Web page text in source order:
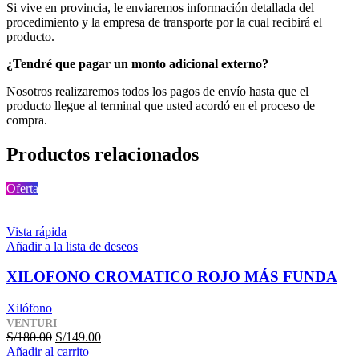
Si vive en provincia, le enviaremos información detallada del
procedimiento y la empresa de transporte por la cual recibirá el
producto.
¿Tendré que pagar un monto adicional externo?
Nosotros realizaremos todos los pagos de envío hasta que el
producto llegue al terminal que usted acordó en el proceso de
compra.
Productos relacionados
Oferta
Vista rápida
Añadir a la lista de deseos
XILOFONO CROMATICO ROJO MÁS FUNDA
Xilófono
VENTURI
S/180.00 S/149.00
Añadir al carrito